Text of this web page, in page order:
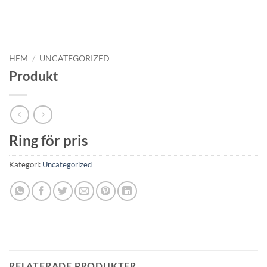
HEM / UNCATEGORIZED
Produkt
Ring för pris
Kategori: Uncategorized